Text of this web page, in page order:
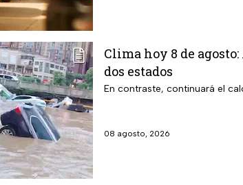
Clima hoy 8 de
dos estados
En contraste, continuará el
08 agosto, 2026